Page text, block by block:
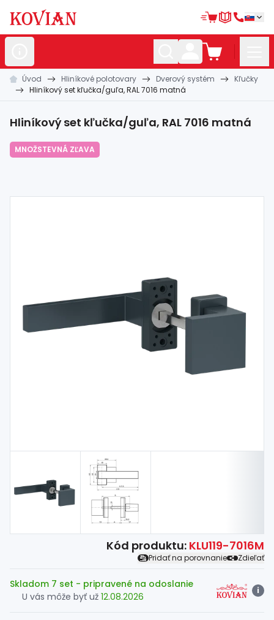
Nerezovépolotovary
polotovary
Zábradlia amadlá
Zľava
Úvod Hliníkové polotovary Dverový systém
Kľučky
Hliníkový set kľučka/guľa, RAL 7016 matná
Hliníkový set kľučka/guľa, RAL 7016 matná
MNOŽSTEVNÁ ZĽAVA
Kód produktu: KLU119-7016M
Pridať na porovnanie Zdieľať
Skladom 7 set - pripravené na odoslanie
U vás môže byť už 12.08.2026
i